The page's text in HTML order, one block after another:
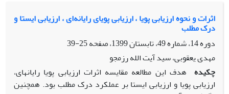
اثرات و نحوه ارزیابی پویا ، ارزیابی پویای رایانه‌ای ، ارزیابی ایستا و
درک مطلب
دوره 14، شماره 49، تابستان 1399، صفحه
25-39
مهدی یعقوبی، سید آیت الله رزمجو
چکیده هدف این مطالعه مقایسه اثرات ارزیابی پویا رایانه‏ای،
ارزیابی پویا و ارزیابی ایستا بر عملکرد درک مطلب بود. همچنین